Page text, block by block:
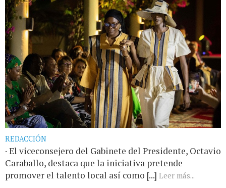
REDACCIÓN
· El viceconsejero del Gabinete del Presidente, Octavio
Caraballo, destaca que la iniciativa pretende
promover el talento local así como [...] Leer más...